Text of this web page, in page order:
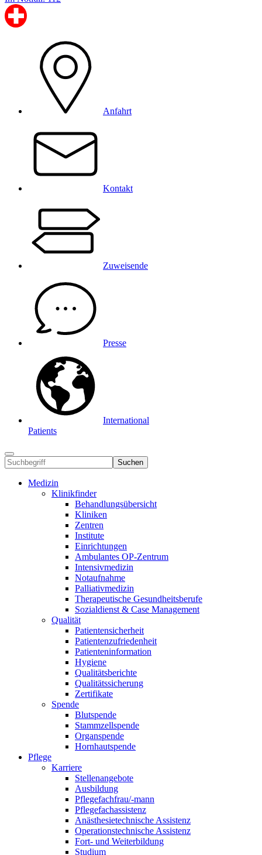
Anfahrt
Kontakt
Zuweisende
Presse
International
Patients
Suchen
Medizin
Klinikfinder
Behandlungsübersicht
Kliniken
Zentren
Institute
Einrichtungen
Ambulantes OP-Zentrum
Intensivmedizin
Notaufnahme
Palliativmedizin
Therapeutische Gesundheitsberufe
Sozialdienst & Case Management
Qualität
Patientensicherheit
Patientenzufriedenheit
Patienteninformation
Hygiene
Qualitätsberichte
Qualitätssicherung
Zertifikate
Spende
Blutspende
Stammzellspende
Organspende
Hornhautspende
Pflege
Karriere
Stellenangebote
Ausbildung
Pflegefachfrau/-mann
Pflegefachassistenz
Anästhesietechnische Assistenz
Operationstechnische Assistenz
Fort- und Weiterbildung
Studium